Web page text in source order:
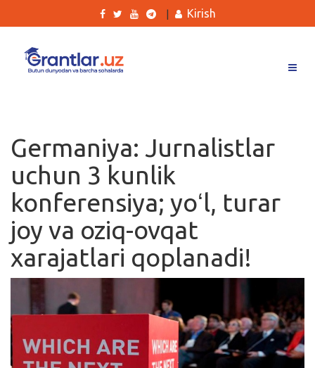
Ishlar
Kurslar
Blog
Yana
Qidirish
Kirish
Germaniya: Jurnalistlar
uchun 3 kunlik
konferensiya; yoʻl, turar
joy va oziq-ovqat
xarajatlari qoplanadi!